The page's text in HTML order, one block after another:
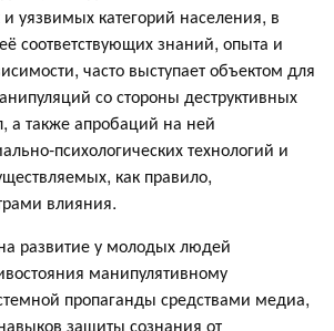
уязвимых категорий населения, в
соответствующих знаний, опыта и
часто выступает объектом для
со стороны деструктивных
а также апробаций на ней
психологических технологий и
как правило,
влияния.
развитие у молодых людей
манипулятивному
пропаганды средствами медиа,
защиты сознания от